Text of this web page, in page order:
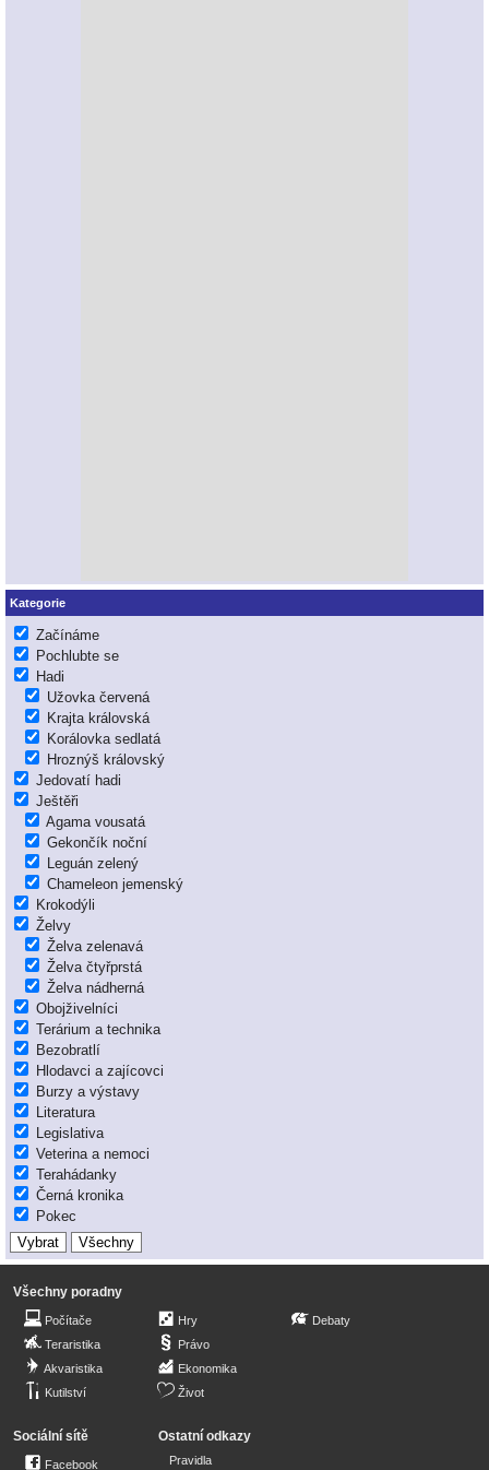
Kategorie
Začínáme
Pochlubte se
Hadi
Užovka červená
Krajta královská
Korálovka sedlatá
Hroznýš královský
Jedovatí hadi
Ještěři
Agama vousatá
Gekončík noční
Leguán zelený
Chameleon jemenský
Krokodýli
Želvy
Želva zelenavá
Želva čtyřprstá
Želva nádherná
Obojživelníci
Terárium a technika
Bezobratlí
Hlodavci a zajícovci
Burzy a výstavy
Literatura
Legislativa
Veterina a nemoci
Terahádanky
Černá kronika
Pokec
Všechny poradny
Počítače
Teraristika
Akvaristika
Kutilství
Hry
Právo
Ekonomika
Život
Debaty
Sociální sítě
Facebook
Ostatní odkazy
Pravidla